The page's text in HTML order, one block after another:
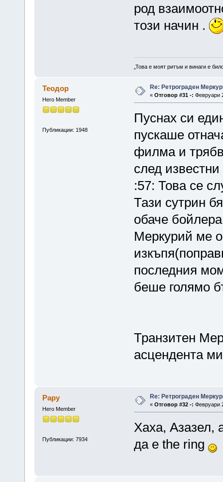
род
този начин .
„Това е моят ритъм и винаги е
Теодор
Hero Member
Публикации: 1948
Re: Ретрограден
« Отговор #31 -: Февруари
Пуснах си
пускаше
филма и
след
:57: Това се
Тази сутрин
обаче
Меркурий ме
последния
беше голямо
Транзитен
асцендента
Papy
Hero Member
Публикации: 7934
Re: Ретрограден
« Отговор #32 -: Февруари
Хаха, Азазел,
да е the ring